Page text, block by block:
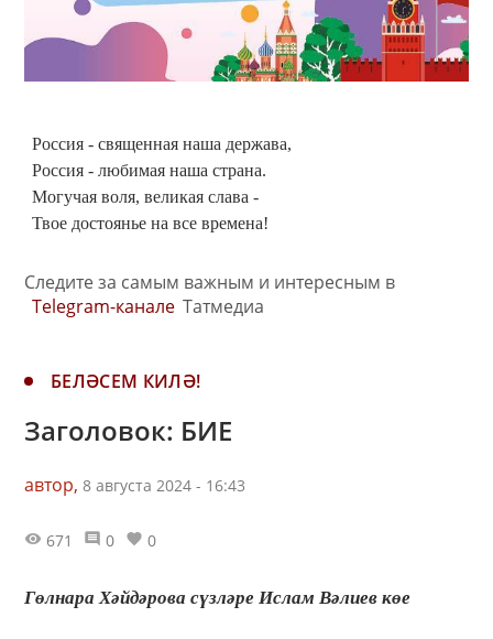
Россия - священная наша держава,
Россия - любимая наша страна.
Могучая воля, великая слава -
Твое достоянье на все времена!
Следите за самым важным и интересным в
Telegram-канале Татмедиа
БЕЛӘСЕМ КИЛӘ!
Заголовок: БИЕ
автор, 8 августа 2024 - 16:43
671 0 0
Гөлнара Хәйдәрова сүзләре Ислам Вәлиев көе